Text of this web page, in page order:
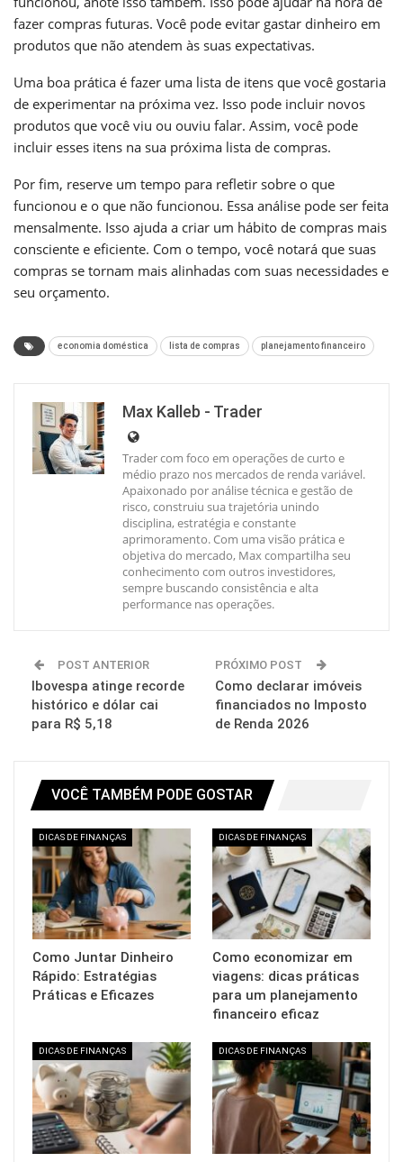
fazer compras futuras. Você pode evitar gastar dinheiro em
produtos que não atendem às suas expectativas.
Uma boa prática é fazer uma lista de itens que você gostaria
de experimentar na próxima vez. Isso pode incluir novos
produtos que você viu ou ouviu falar. Assim, você pode
incluir esses itens na sua próxima lista de compras.
Por fim, reserve um tempo para refletir sobre o que
funcionou e o que não funcionou. Essa análise pode ser feita
mensalmente. Isso ajuda a criar um hábito de compras mais
consciente e eficiente. Com o tempo, você notará que suas
compras se tornam mais alinhadas com suas necessidades e
seu orçamento.
economia doméstica lista de compras planejamento financeiro
Max Kalleb - Trader
Trader com foco em operações de curto e
médio prazo nos mercados de renda variável.
Apaixonado por análise técnica e gestão de
risco, construiu sua trajetória unindo
disciplina, estratégia e constante
aprimoramento. Com uma visão prática e
objetiva do mercado, Max compartilha seu
conhecimento com outros investidores,
sempre buscando consistência e alta
performance nas operações.
POST ANTERIOR
Ibovespa atinge recorde
histórico e dólar cai
para R$ 5,18
PRÓXIMO POST
Como declarar imóveis
financiados no Imposto
de Renda 2026
VOCÊ TAMBÉM PODE GOSTAR
DICAS DE FINANÇAS
Como Juntar Dinheiro
Rápido: Estratégias
Práticas e Eficazes
DICAS DE FINANÇAS
Como economizar em
viagens: dicas práticas
para um planejamento
financeiro eficaz
DICAS DE FINANÇAS DICAS DE FINANÇAS